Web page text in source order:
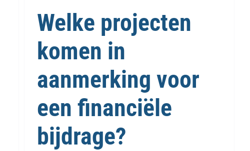
Welke projecten
komen in
aanmerking voor
een financiële
bijdrage?